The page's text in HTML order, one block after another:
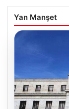
Yan Manşet